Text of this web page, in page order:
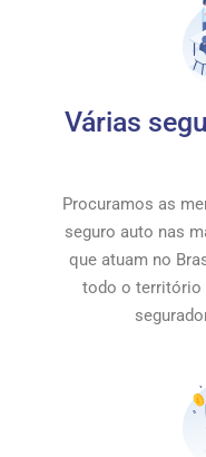
Várias
Procuramos as
seguro auto nas
que atuam no
todo o território